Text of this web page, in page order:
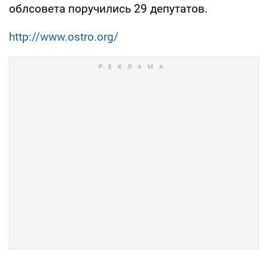
облсовета поручились 29 депутатов.
http://www.ostro.org/